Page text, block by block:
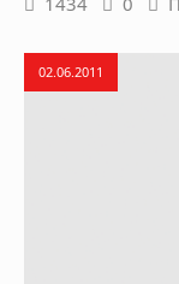
02.06.2011